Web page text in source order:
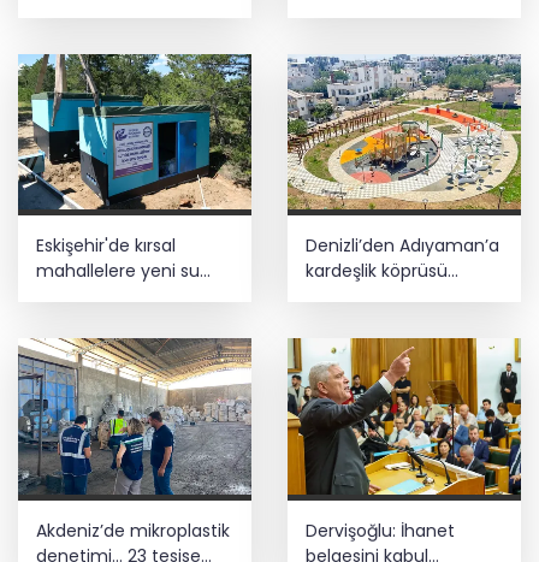
Eskişehir'de kırsal
mahallelere yeni su
depoları
Denizli’den Adıyaman’a
kardeşlik köprüsü
kuruldu
Akdeniz’de mikroplastik
denetimi... 23 tesise
Dervişoğlu: İhanet
belgesini kabul